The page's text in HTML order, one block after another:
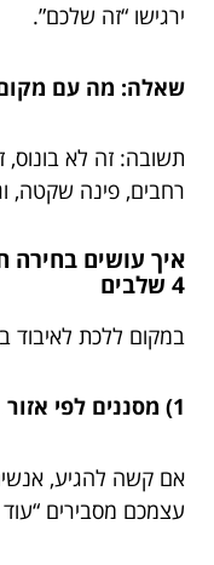
ירגישו “זה שלכם”.
שאלה: מה עם מקום
תשובה: זה לא בונוס,
רחבים, פינה שקטה,
איך עושים
4 שלבים
במקום ללכת לאיבוד בין 20 אולמות, תעבדו
1) מסננים לפי אזור וחניה
אם קשה להגיע,
עצמכם מסבירים